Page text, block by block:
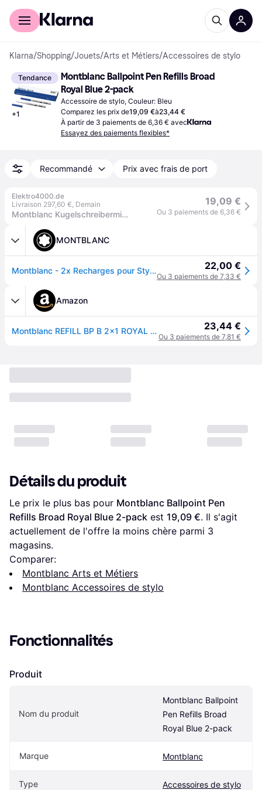
Acheter avec Klarna
Klarna/Shopping/Jouets/Arts et Métiers/Accessoires de stylo
Tendance
+1
Montblanc Ballpoint Pen Refills Broad
Royal Blue 2-pack
Accessoire de stylo, Couleur: Bleu
Comparez les prix de19,09 €à23,44 €
À partir de 3 paiements de 6,36 € avec
Essayez des paiements flexibles*
Recommandé Prix avec frais de port
Elektro4000.de
Livraison 297,60 €, Demain
Montblanc Kugelschreibermine Royal Blue 128215 B bl 2St. 313015150
19,09 €
Ou 3 paiements de 6,36 €
MONTBLANC
Montblanc - 2x Recharges pour Stylo Bille, Royal Blue - Bleu royal - MB128215 - Recharges Pour Stylo Bille 22,00 €
Ou 3 paiements de 7,33 €
Amazon
Montblanc REFILL BP B 2x1 ROYAL BLUE PF Marque 23,44 €
Ou 3 paiements de 7,81 €
Détails du produit
Le prix le plus bas pour Montblanc Ballpoint Pen
Refills Broad Royal Blue 2-pack est 19,09 €. Il s'agit
actuellement de l'offre la moins chère parmi 3
magasins.
Comparer:
Montblanc Arts et Métiers
Montblanc Accessoires de stylo
Fonctionnalités
Produit
Nom du produit
Montblanc Ballpoint
Pen Refills Broad
Royal Blue 2-pack
Marque Montblanc
Type Accessoires de stylo